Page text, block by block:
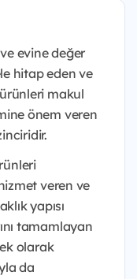
evine değer
hitap eden ve
makul
önem veren
veren ve
yapısı
tamamlayan
olarak
da